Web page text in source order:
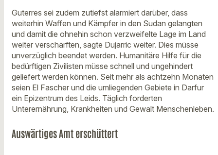
Guterres sei zudem zutiefst alarmiert darüber, dass
weiterhin Waffen und Kämpfer in den Sudan gelangten
und damit die ohnehin schon verzweifelte Lage im Land
weiter verschärften, sagte Dujarric weiter. Dies müsse
unverzüglich beendet werden. Humanitäre Hilfe für die
bedürftigen Zivilisten müsse schnell und ungehindert
geliefert werden können. Seit mehr als achtzehn Monaten
seien El Fascher und die umliegenden Gebiete in Darfur
ein Epizentrum des Leids. Täglich forderten
Unterernährung, Krankheiten und Gewalt Menschenleben.
Auswärtiges Amt erschüttert